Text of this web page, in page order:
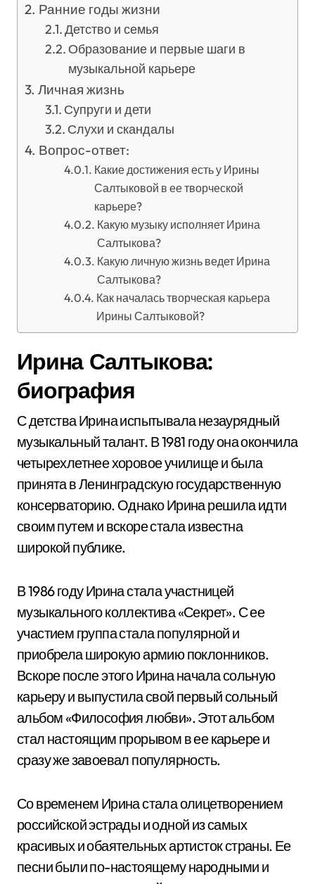
Ранние годы жизни
Детство и семья
Образование и первые шаги в
музыкальной карьере
Личная жизнь
Супруги и дети
Слухи и скандалы
Вопрос-ответ:
Какие достижения есть у Ирины
Салтыковой в ее творческой
карьере?
Какую музыку исполняет Ирина
Салтыкова?
Какую личную жизнь ведет Ирина
Салтыкова?
Как началась творческая карьера
Ирины Салтыковой?
Ирина Салтыкова:
биография
С детства Ирина испытывала незаурядный
музыкальный талант. В 1981 году она окончила
четырехлетнее хоровое училище и была
принята в Ленинградскую государственную
консерваторию. Однако Ирина решила идти
своим путем и вскоре стала известна
широкой публике.
В 1986 году Ирина стала участницей
музыкального коллектива «Секрет». С ее
участием группа стала популярной и
приобрела широкую армию поклонников.
Вскоре после этого Ирина начала сольную
карьеру и выпустила свой первый сольный
альбом «Философия любви». Этот альбом
стал настоящим прорывом в ее карьере и
сразу же завоевал популярность.
Со временем Ирина стала олицетворением
российской эстрады и одной из самых
красивых и обаятельных артисток страны. Ее
песни были по-настоящему народными и